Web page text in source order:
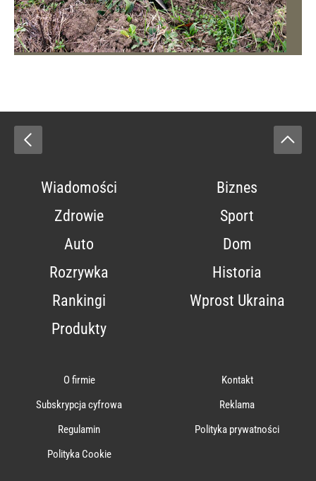
Wiadomości
Biznes
Zdrowie
Sport
Auto
Dom
Rozrywka
Historia
Rankingi
Wprost Ukraina
Produkty
O firmie
Kontakt
Subskrypcja cyfrowa
Reklama
Regulamin
Polityka prywatności
Polityka Cookie